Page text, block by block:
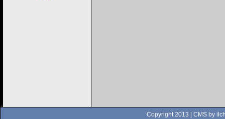
Copyright 2013 | CMS by